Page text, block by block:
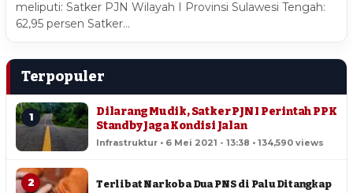
meliputi: Satker PJN Wilayah I Provinsi Sulawesi Tengah:
62,95 persen Satker…
Terpopuler
1
Dilarang Mudik, Satker PJN I Perintah PPK
Standby Jaga Kondisi Jalan
Infrastruktur • 6 Mei 2021 - 13:38 • 134,590 views
2 Terlibat Narkoba Dua PNS di Palu Ditangkap